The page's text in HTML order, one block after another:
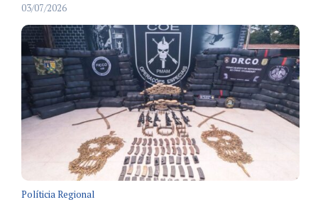
03/07/2026
Políticia Regional